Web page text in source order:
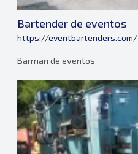
Bartender de eventos
https://eventbartenders.com/
Barman de eventos